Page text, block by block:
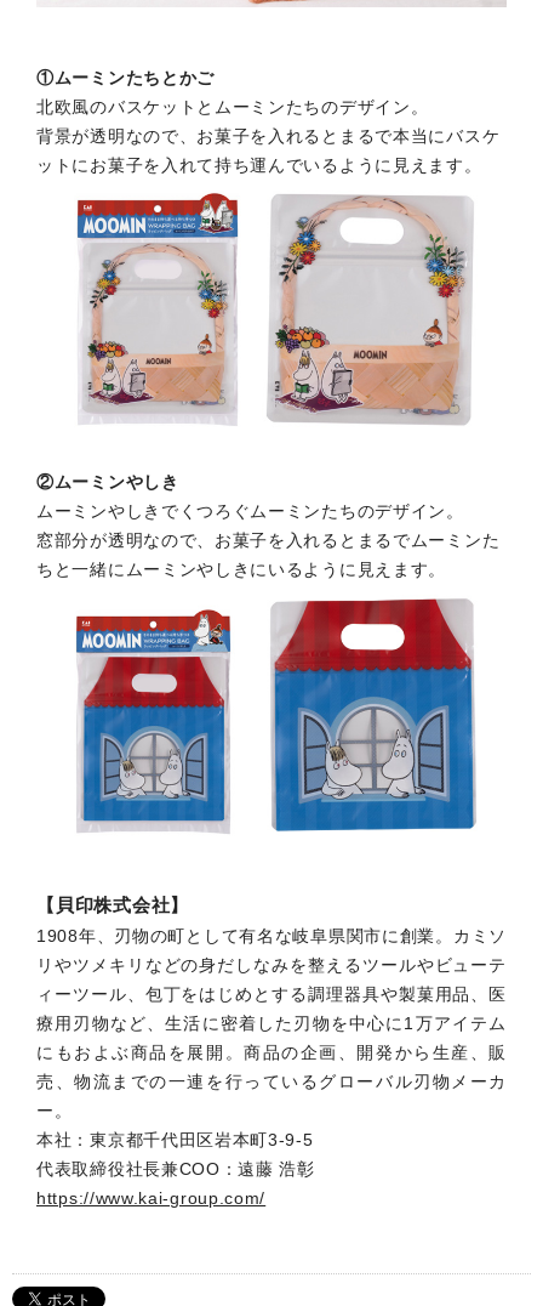
①ムーミンたちとかご
北欧風のバスケットとムーミンたちのデザイン。
背景が透明なので、お菓子を入れるとまるで本当にバスケ
ットにお菓子を入れて持ち運んでいるように見えます。
②ムーミンやしき
ムーミンやしきでくつろぐムーミンたちのデザイン。
窓部分が透明なので、お菓子を入れるとまるでムーミンた
ちと一緒にムーミンやしきにいるように見えます。
【貝印株式会社】
1908年、刃物の町として有名な岐阜県関市に創業。カミソ
リやツメキリなどの身だしなみを整えるツールやビューテ
ィーツール、包丁をはじめとする調理器具や製菓用品、医
療用刃物など、生活に密着した刃物を中心に1万アイテム
にもおよぶ商品を展開。商品の企画、開発から生産、販
売、物流までの一連を行っているグローバル刃物メーカ
ー。
本社：東京都千代田区岩本町3-9-5
代表取締役社長兼COO：遠藤 浩彰
https://www.kai-group.com/